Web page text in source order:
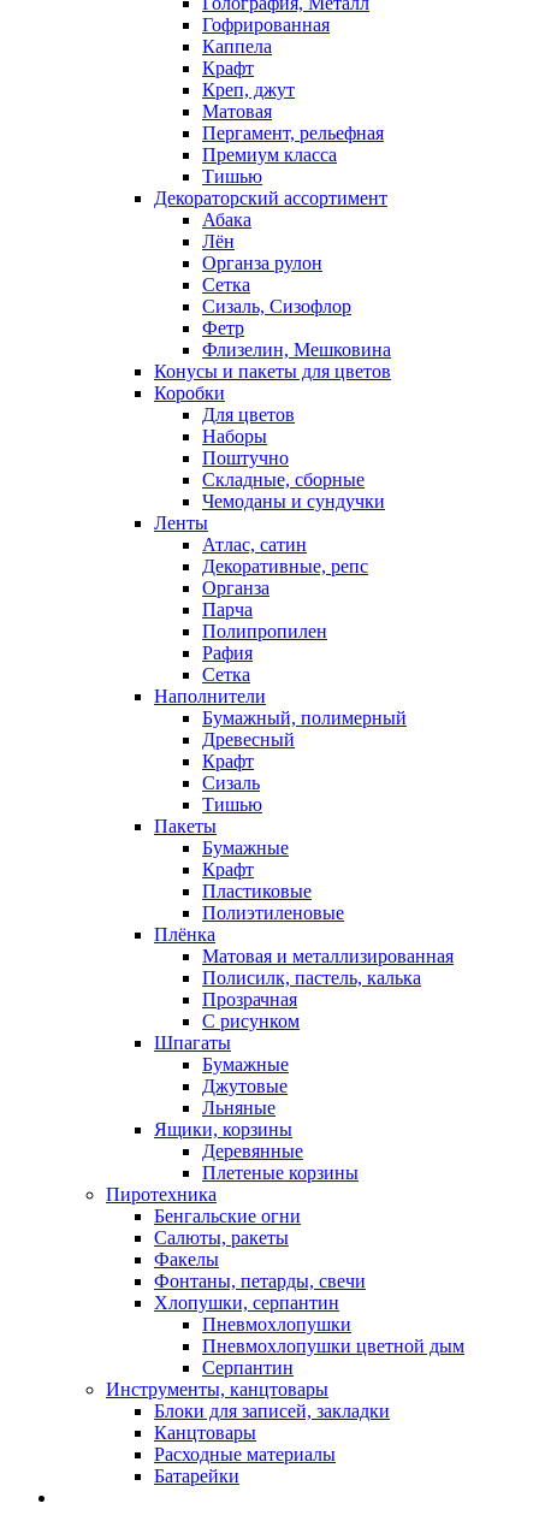
Гофрированная
Каппела
Крафт
Креп, джут
Матовая
Пергамент, рельефная
Премиум класса
Тишью
Декораторский ассортимент
Абака
Лён
Органза рулон
Сетка
Сизаль, Сизофлор
Фетр
Флизелин, Мешковина
Конусы и пакеты для цветов
Коробки
Для цветов
Наборы
Поштучно
Складные, сборные
Чемоданы и сундучки
Ленты
Атлас, сатин
Декоративные, репс
Органза
Парча
Полипропилен
Рафия
Сетка
Наполнители
Бумажный, полимерный
Древесный
Крафт
Сизаль
Тишью
Пакеты
Бумажные
Крафт
Пластиковые
Полиэтиленовые
Плёнка
Матовая и металлизированная
Полисилк, пастель, калька
Прозрачная
С рисунком
Шпагаты
Бумажные
Джутовые
Льняные
Ящики, корзины
Деревянные
Плетеные корзины
Пиротехника
Бенгальские огни
Салюты, ракеты
Факелы
Фонтаны, петарды, свечи
Хлопушки, серпантин
Пневмохлопушки
Пневмохлопушки цветной дым
Серпантин
Инструменты, канцтовары
Блоки для записей, закладки
Канцтовары
Расходные материалы
Батарейки